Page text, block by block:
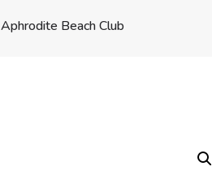
Aphrodite Beach Club